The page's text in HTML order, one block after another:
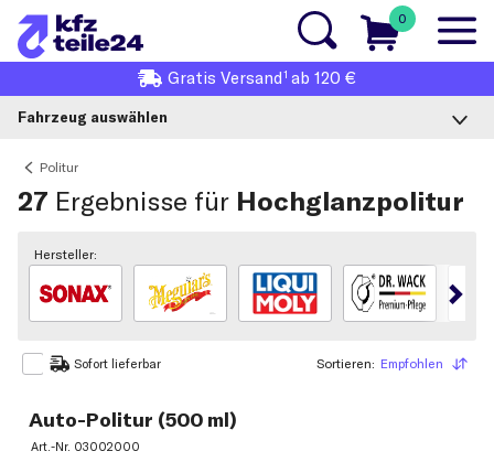
0
Gratis Versand1 ab 120 €
Fahrzeug auswählen
Politur
27 Ergebnisse für Hochglanzpolitur
Hersteller:
Sofort lieferbar Empfohlen
Sortieren
Auto-Politur (500 ml)
Art.-Nr. 03002000